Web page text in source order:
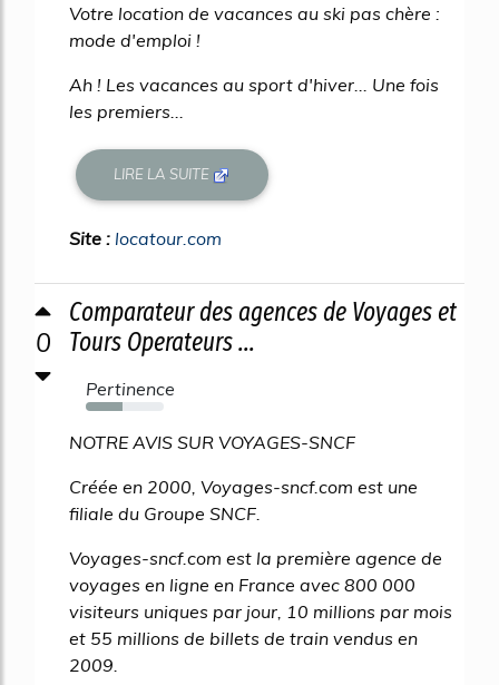
Votre location de vacances au ski pas chère :
mode d'emploi !
Ah ! Les vacances au sport d'hiver... Une fois
les premiers...
LIRE LA SUITE
Site : locatour.com
0
Comparateur des agences de Voyages et
Tours Operateurs ...
Pertinence
47%
NOTRE AVIS SUR VOYAGES-SNCF
Créée en 2000, Voyages-sncf.com est une
filiale du Groupe SNCF.
Voyages-sncf.com est la première agence de
voyages en ligne en France avec 800 000
visiteurs uniques par jour, 10 millions par mois
et 55 millions de billets de train vendus en
2009.